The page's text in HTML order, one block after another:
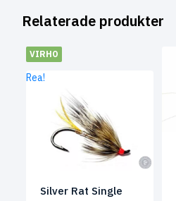
Relaterade produkter
VIRHO
Rea!
Silver Rat Single